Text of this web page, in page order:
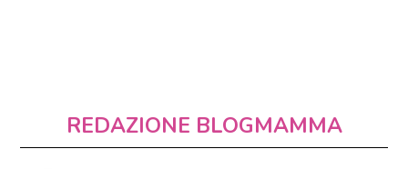
REDAZIONE BLOGMAMMA